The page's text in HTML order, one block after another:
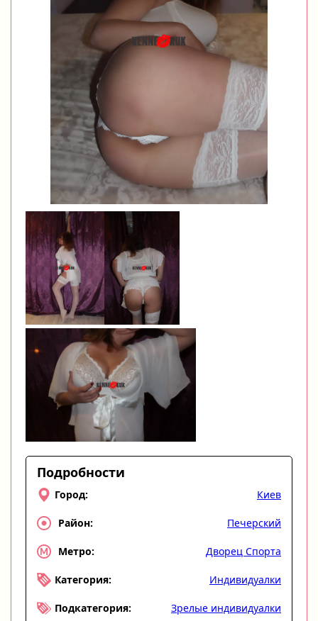
Подробности
Город: Киев
Район: Печерский
Метро: Дворец Спорта
Категория: Индивидуалки
Подкатегория: Зрелые индивидуалки